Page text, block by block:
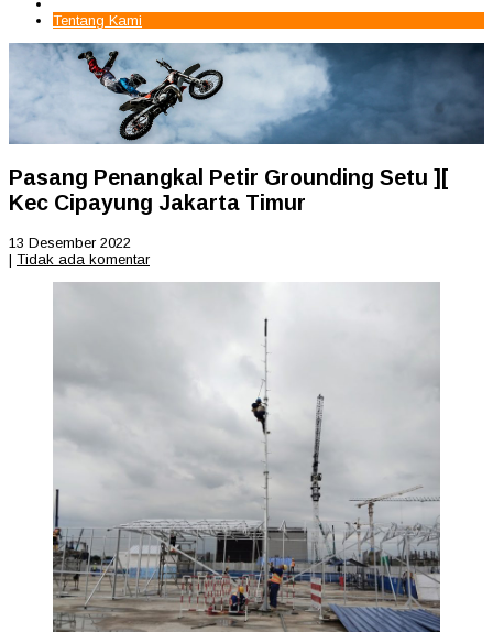
Tentang Kami
Pasang Penangkal Petir Grounding Setu ][
Kec Cipayung Jakarta Timur
13 Desember 2022
| Tidak ada komentar